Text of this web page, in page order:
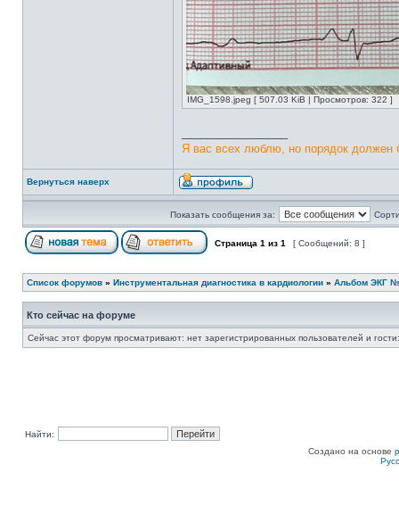
IMG_1598.jpeg [ 507.03 KiB | Просмотров: 322 ]
Я вас всех люблю, но порядок должен
Вернуться наверх
Показать сообщения за:
Страница 1 из 1 [ Сообщений: 8 ]
Список форумов » Инструментальная диагностика в кардиологии » Альбом ЭКГ
Кто сейчас на форуме
Сейчас этот форум просматривают: нет зарегистрированных пользователей и
Найти:
Создано на основе